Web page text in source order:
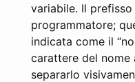
variabile. Il
programmatore;
indicata come il
carattere del nome
separarlo